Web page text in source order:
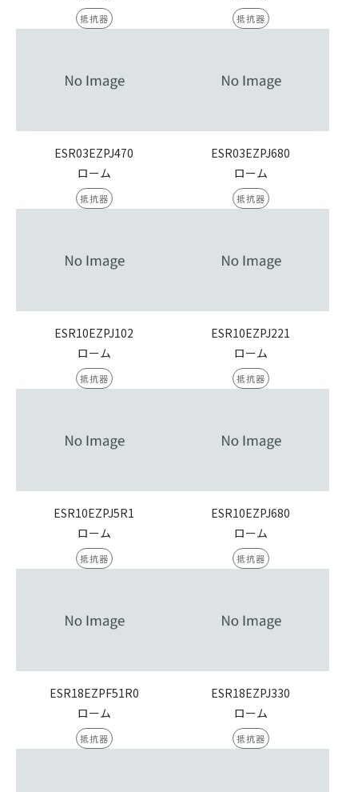
抵抗器 抵抗器
ESR03EZPJ470
ローム
抵抗器
ESR03EZPJ680
ローム
抵抗器
ESR10EZPJ102
ローム
抵抗器
ESR10EZPJ221
ローム
抵抗器
ESR10EZPJ5R1
ローム
抵抗器
ESR10EZPJ680
ローム
抵抗器
ESR18EZPF51R0
ローム
抵抗器
ESR18EZPJ330
ローム
抵抗器